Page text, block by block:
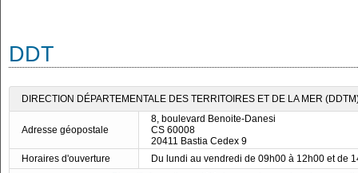
DDT
DIRECTION DÉPARTEMENTALE DES TERRITOIRES ET DE LA MER
Adresse géopostale
8, boulevard Benoite-Danesi
CS 60008
20411 Bastia Cedex 9
Horaires d'ouverture
Du lundi au vendredi de 09h00 à 12h00 et de